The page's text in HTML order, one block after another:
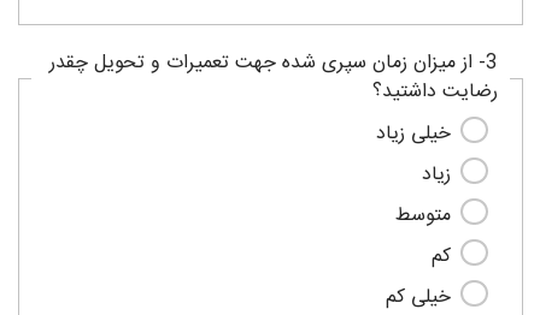
3- از میزان زمان سپری شده جهت تعمیرات و تحویل چقدر
رضایت داشتید؟
خیلی زیاد
زیاد
متوسط
کم
خیلی کم